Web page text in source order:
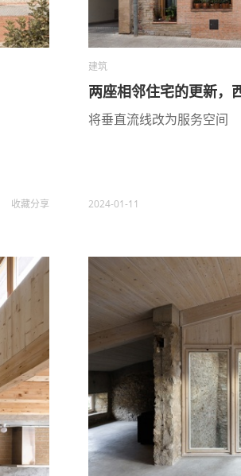
收藏分享
建筑
两座相邻住宅的更新，
将垂直流线改为服务空间
2024-01-11